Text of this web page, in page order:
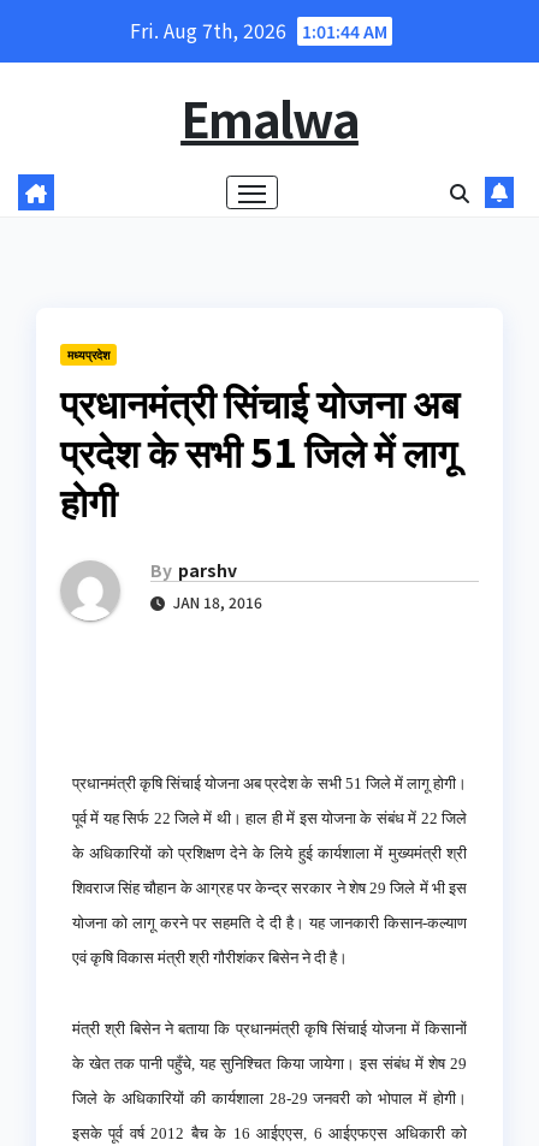
Fri. Aug 7th, 2026 1:01:44 AM
Emalwa
मध्यप्रदेश
प्रधानमंत्री सिंचाई योजना अब
प्रदेश के सभी 51 जिले में लागू
होगी
By parshv
JAN 18, 2016
प्रधानमंत्री कृषि सिंचाई योजना अब प्रदेश के सभी 51 जिले में लागू होगी।
पूर्व में यह सिर्फ 22 जिले में थी। हाल ही में इस योजना के संबंध में 22 जिले
के अधिकारियों को प्रशिक्षण देने के लिये हुई कार्यशाला में मुख्यमंत्री श्री
शिवराज सिंह चौहान के आग्रह पर केन्द्र सरकार ने शेष 29 जिले में भी इस
योजना को लागू करने पर सहमति दे दी है। यह जानकारी किसान-कल्याण
एवं कृषि विकास मंत्री श्री गौरीशंकर बिसेन ने दी है।
मंत्री श्री बिसेन ने बताया कि प्रधानमंत्री कृषि सिंचाई योजना में किसानों
के खेत तक पानी पहुँचे, यह सुनिश्चित किया जायेगा। इस संबंध में शेष 29
जिले के अधिकारियों की कार्यशाला 28-29 जनवरी को भोपाल में होगी।
इसके पूर्व वर्ष 2012 बैच के 16 आईएएस, 6 आईएफएस अधिकारी को